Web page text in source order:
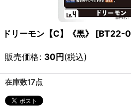
ドリーモン【C】《黒》 [BT22-
販売価格: 30円(税込)
在庫数17点